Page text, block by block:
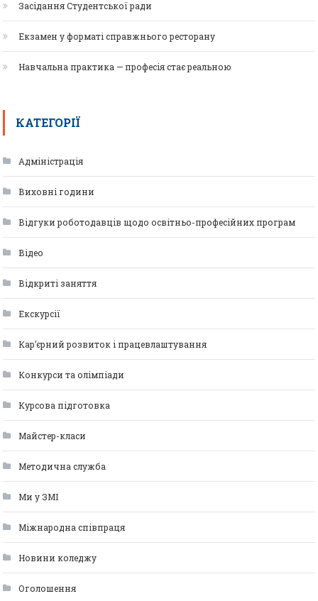
Засідання Студентської ради
Екзамен у форматі справжнього ресторану
Навчальна практика — професія стає реальною
КАТЕГОРІЇ
Адміністрація
Виховні години
Відгуки роботодавців щодо освітньо-професійних програм
Відео
Відкриті заняття
Екскурсії
Кар’єрний розвиток і працевлаштування
Конкурси та олімпіади
Курсова підготовка
Майстер-класи
Методична служба
Ми у ЗМІ
Міжнародна співпраця
Новини коледжу
Оголошення